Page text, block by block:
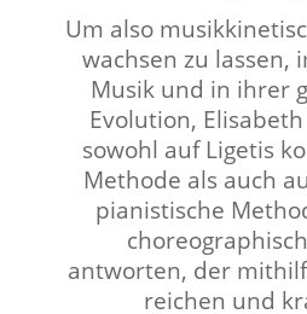
Um also
wachsen zu lassen,
Musik und in ihrer
Evolution,
sowohl auf Ligetis
Methode als auch
pianistische
antworten, der
reichen und